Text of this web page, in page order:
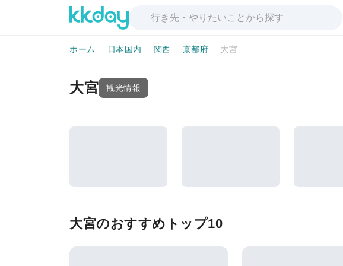
ホーム 日本国内 関西 京都府 大宮
大宮 観光情報
大宮のおすすめトップ10